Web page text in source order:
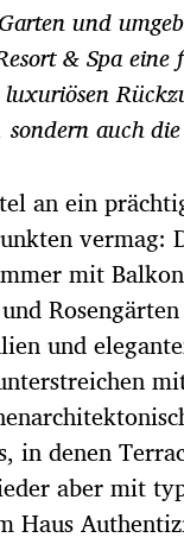
und
& Spa
auch
an ein
vermag:
mit
und
in denen
aber mit
Haus